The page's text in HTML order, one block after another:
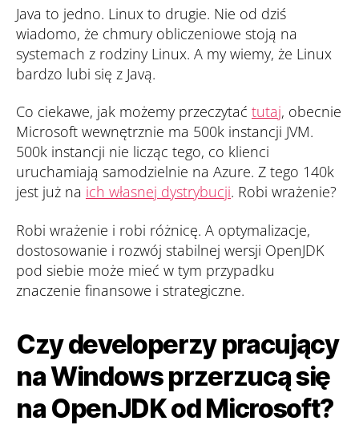
Java to jedno. Linux to drugie. Nie od dziś
wiadomo, że chmury obliczeniowe stoją na
systemach z rodziny Linux. A my wiemy, że Linux
bardzo lubi się z Javą.
Co ciekawe, jak możemy przeczytać tutaj, obecnie
Microsoft wewnętrznie ma 500k instancji JVM.
500k instancji nie licząc tego, co klienci
uruchamiają samodzielnie na Azure. Z tego 140k
jest już na ich własnej dystrybucji. Robi wrażenie?
Robi wrażenie i robi różnicę. A optymalizacje,
dostosowanie i rozwój stabilnej wersji OpenJDK
pod siebie może mieć w tym przypadku
znaczenie finansowe i strategiczne.
Czy developerzy pracujący
na Windows przerzucą się
na OpenJDK od Microsoft?